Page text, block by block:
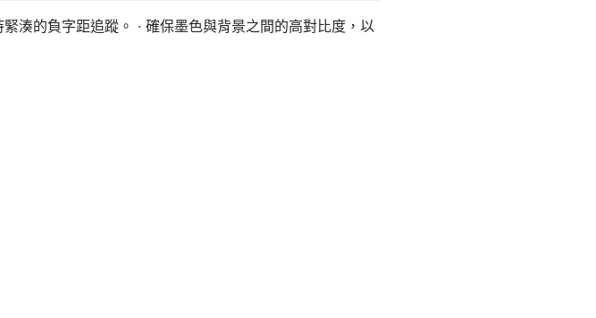
湊的負字距追蹤。 · 確保墨色與背景之間的高對比度，以